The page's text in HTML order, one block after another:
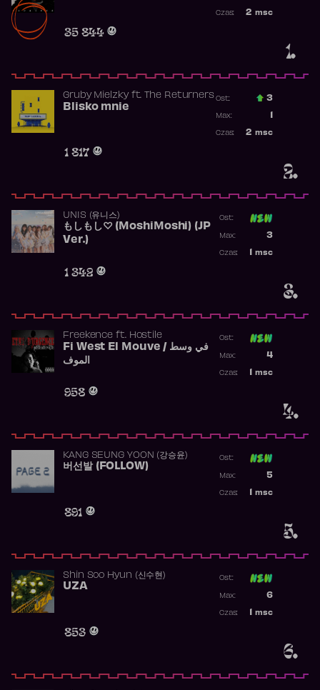
1.
35 844
2 msc
Czas:
2.
Gruby Mielzkyft. The Returners
Blisko mnie
1 817
Ost.: 3
Max:
2 msc
Czas:
3.
UNIS (유니스)
もしもし♡ (MoshiMoshi) (JP
Ver.)
1 342
Ost:
3
Max:
msc
Czas:
4.
Freekence ft. Hostile
Fi West El Mouve / في وسط
الموف
958
Ost:
4
Max:
msc
Czas:
5.
KANG SEUNG YOON (강승윤)
버선발 (FOLLOW)
891
Ost:
5
Max:
msc
Czas:
6.
Shin Soo Hyun (신수현)
UZA
853
Ost:
6
Max:
msc
Czas: